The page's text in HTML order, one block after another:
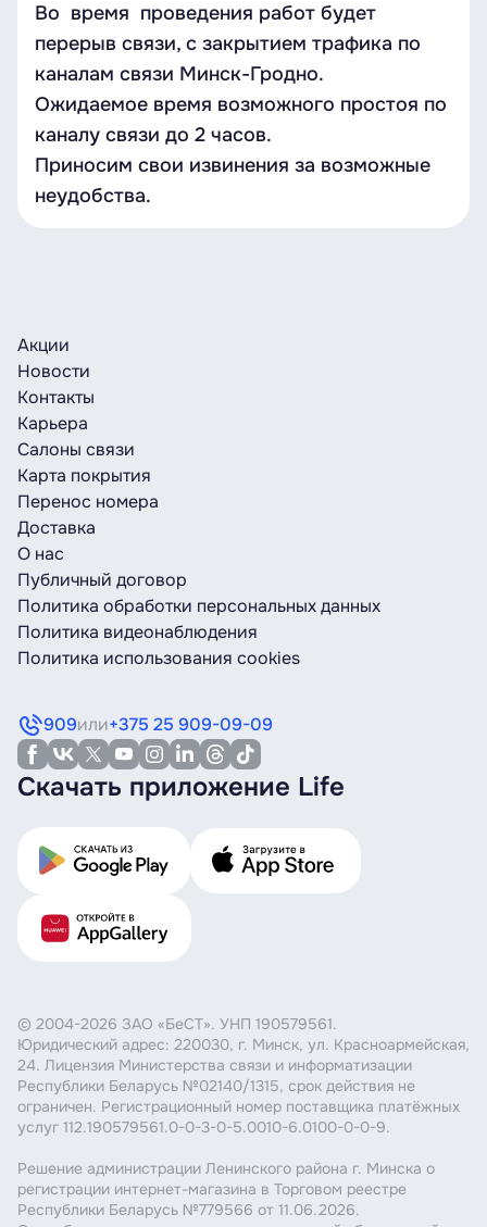
Во время проведения работ будет
перерыв связи, с закрытием трафика по
каналам связи Минск-Гродно.
Ожидаемое время возможного простоя по
каналу связи до 2 часов.
Приносим свои извинения за возможные
неудобства.
Акции
Новости
Контакты
Карьера
Салоны связи
Карта покрытия
Перенос номера
Доставка
О нас
Публичный договор
Политика обработки персональных данных
Политика видеонаблюдения
Политика использования cookies
909или+375 25 909-09-09
Скачать приложение Life
© 2004-2026 ЗАО «БеСТ». УНП 190579561.
Юридический адрес: 220030, г. Минск, ул. Красноармейская,
24. Лицензия Министерства связи и информатизации
Республики Беларусь №02140/1315, срок действия не
ограничен. Регистрационный номер поставщика платёжных
услуг 112.190579561.0-0-3-0-5.0010-6.0100-0-0-9.
Решение администрации Ленинского района г. Минска о
регистрации интернет-магазина в Торговом реестре
Республики Беларусь №779566 от 11.06.2026.